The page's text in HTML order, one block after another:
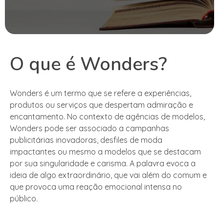
O que é Wonders?
Wonders é um termo que se refere a experiências,
produtos ou serviços que despertam admiração e
encantamento. No contexto de agências de modelos,
Wonders pode ser associado a campanhas
publicitárias inovadoras, desfiles de moda
impactantes ou mesmo a modelos que se destacam
por sua singularidade e carisma. A palavra evoca a
ideia de algo extraordinário, que vai além do comum e
que provoca uma reação emocional intensa no
público.